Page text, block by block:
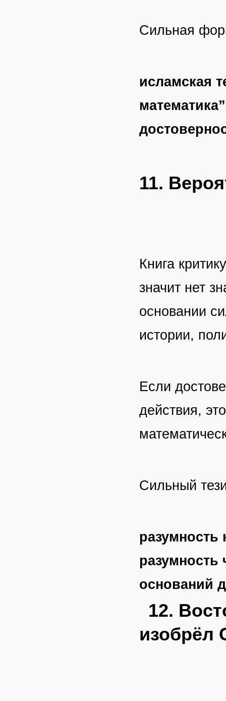
Сильная
исламская
11.
Книга
значит нет
основании
истории,
Если
действия,
Сильный
разумность
оснований
12.
изобрёл